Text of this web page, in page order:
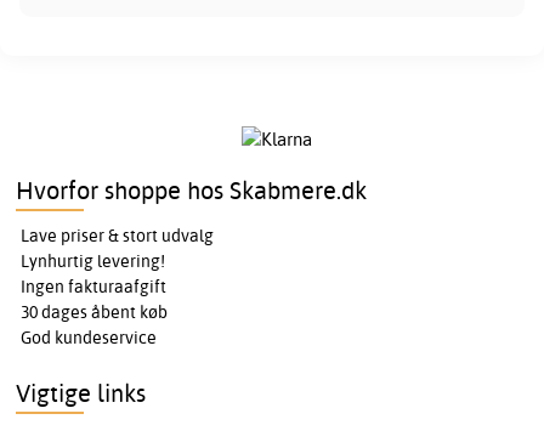
Hvorfor shoppe hos Skabmere.dk
Lave priser & stort udvalg
Lynhurtig levering!
Ingen fakturaafgift
30 dages åbent køb
God kundeservice
Vigtige links